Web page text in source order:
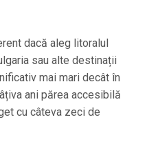
dacă aleg litoralul
sau alte destinații
mai mari decât în
ani părea accesibilă
cu câteva zeci de